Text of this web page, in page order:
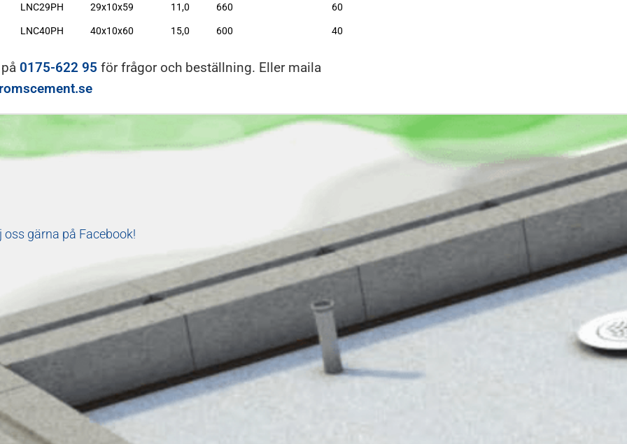
LNC29PH 29x10x59 11,0 660 60
LNC40PH 40x10x60 15,0 600 40
0175-622 95 för frågor och beställning. Eller maila
oss gärna på Facebook!